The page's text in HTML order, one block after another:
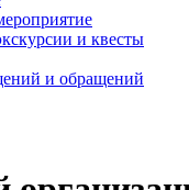
и квесты
и обращений